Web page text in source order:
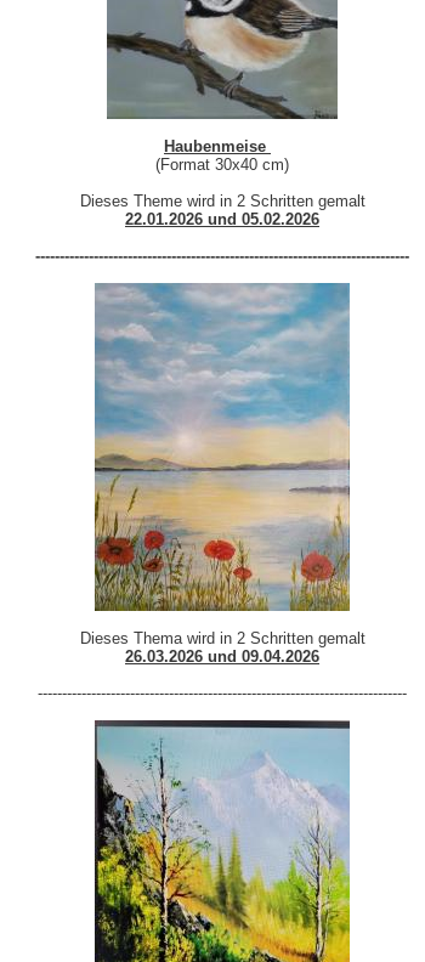
Haubenmeise
(Format 30x40 cm)
Dieses Theme wird in 2 Schritten gemalt
22.01.2026 und 05.02.2026
-----------------------------------------------------------------------------
Dieses Thema wird in 2 Schritten gemalt
26.03.2026 und 09.04.2026
----------------------------------------------------------------------------